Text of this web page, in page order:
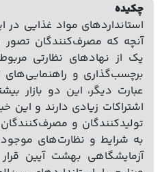
چکیده
استانداردهای مواد غذایی در
آنچه که مصرف‌کنندگان
یک از نهادهای نظارتی
برچسب‌گذاری و راهنمایی‌های
عبارت دیگر، این دو بازار
اشتراکات زیادی دارند و این
تولیدکنندگان و
به شرایط و نظارت‌های
آزمایشگاهی بهشت آیین